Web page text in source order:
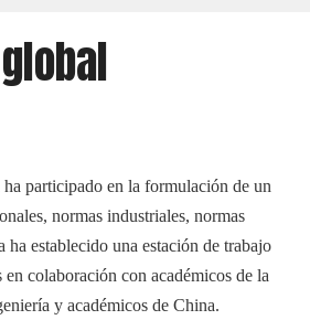
ha participado en la formulación de un
normas industriales, normas
establecido una estación de trabajo
en colaboración con académicos de la
y académicos de China.